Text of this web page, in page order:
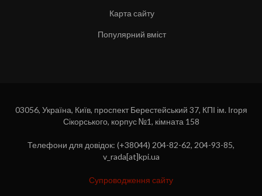
Карта сайту
Популярний вміст
03056, Україна, Київ, проспект Берестейський 37, КПІ ім. Ігоря
Сікорського, корпус №1, кімната 158
Телефони для довідок: (+38044) 204-82-62, 204-93-85,
v_rada[at]kpi.ua
Супроводження сайту